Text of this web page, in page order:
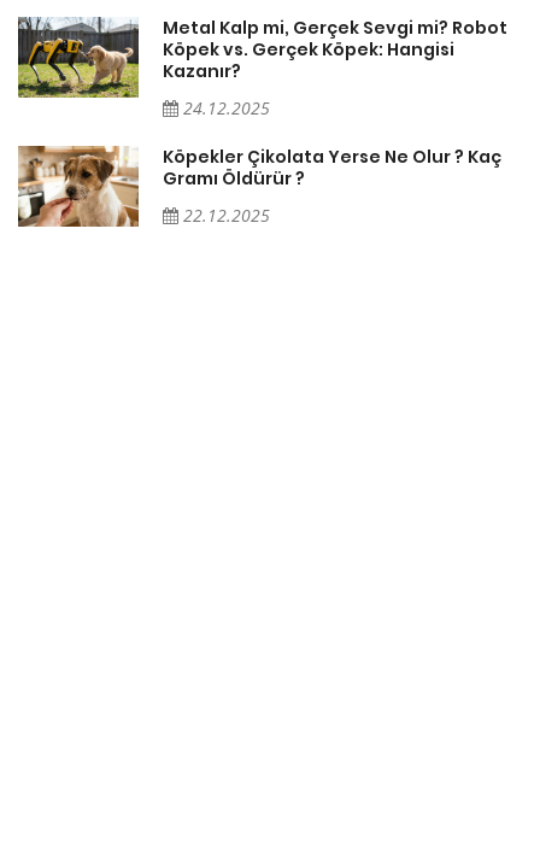
Metal Kalp mi, Gerçek Sevgi mi? Robot
Köpek vs. Gerçek Köpek: Hangisi
Kazanır?
24.12.2025
Köpekler Çikolata Yerse Ne Olur ? Kaç
Gramı Öldürür ?
22.12.2025